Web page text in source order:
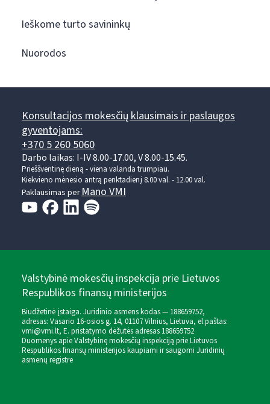
Ieškome turto savininkų
Nuorodos
Konsultacijos mokesčių klausimais ir paslaugos
gyventojams:
+370 5 260 5060
Darbo laikas: I-IV 8.00-17.00, V 8.00-15.45.
Prieššventinę dieną - viena valanda trumpiau.
Kiekvieno mėnesio antrą penktadienį 8.00 val. - 12.00 val.
Paklausimas perMano VMI
Valstybinė mokesčių inspekcija prie Lietuvos
Respublikos finansų ministerijos
Biudžetinė įstaiga. Juridinio asmens kodas — 188659752,
adresas: Vasario 16-osios g. 14, 01107 Vilnius, Lietuva, el.paštas:
vmi@vmi.lt, E. pristatymo dėžutės adresas 188659752
Duomenys apie Valstybinę mokesčių inspekciją prie Lietuvos
Respublikos finansų ministerijos kaupiami ir saugomi Juridinių
asmenų registre